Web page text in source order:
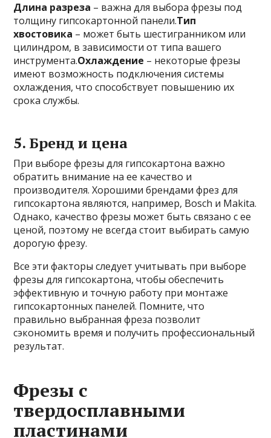
Длина разреза – важна для выбора фрезы под
толщину гипсокартонной панели.Тип
хвостовика – может быть шестигранником или
цилиндром, в зависимости от типа вашего
инструмента.Охлаждение – некоторые фрезы
имеют возможность подключения системы
охлаждения, что способствует повышению их
срока службы.
5. Бренд и цена
При выборе фрезы для гипсокартона важно
обратить внимание на ее качество и
производителя. Хорошими брендами фрез для
гипсокартона являются, например, Bosch и Makita.
Однако, качество фрезы может быть связано с ее
ценой, поэтому не всегда стоит выбирать самую
дорогую фрезу.
Все эти факторы следует учитывать при выборе
фрезы для гипсокартона, чтобы обеспечить
эффективную и точную работу при монтаже
гипсокартонных панелей. Помните, что
правильно выбранная фреза позволит
сэкономить время и получить профессиональный
результат.
Фрезы с
твердосплавными
пластинами